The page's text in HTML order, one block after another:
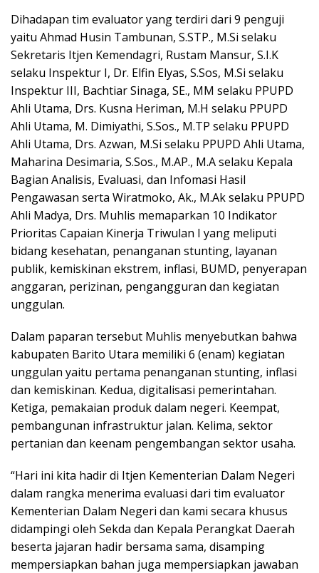
Dihadapan tim evaluator yang terdiri dari 9 penguji
yaitu Ahmad Husin Tambunan, S.STP., M.Si selaku
Sekretaris Itjen Kemendagri, Rustam Mansur, S.I.K
selaku Inspektur I, Dr. Elfin Elyas, S.Sos, M.Si selaku
Inspektur III, Bachtiar Sinaga, SE., MM selaku PPUPD
Ahli Utama, Drs. Kusna Heriman, M.H selaku PPUPD
Ahli Utama, M. Dimiyathi, S.Sos., M.TP selaku PPUPD
Ahli Utama, Drs. Azwan, M.Si selaku PPUPD Ahli Utama,
Maharina Desimaria, S.Sos., M.AP., M.A selaku Kepala
Bagian Analisis, Evaluasi, dan Infomasi Hasil
Pengawasan serta Wiratmoko, Ak., M.Ak selaku PPUPD
Ahli Madya, Drs. Muhlis memaparkan 10 Indikator
Prioritas Capaian Kinerja Triwulan I yang meliputi
bidang kesehatan, penanganan stunting, layanan
publik, kemiskinan ekstrem, inflasi, BUMD, penyerapan
anggaran, perizinan, pengangguran dan kegiatan
unggulan.
Dalam paparan tersebut Muhlis menyebutkan bahwa
kabupaten Barito Utara memiliki 6 (enam) kegiatan
unggulan yaitu pertama penanganan stunting, inflasi
dan kemiskinan. Kedua, digitalisasi pemerintahan.
Ketiga, pemakaian produk dalam negeri. Keempat,
pembangunan infrastruktur jalan. Kelima, sektor
pertanian dan keenam pengembangan sektor usaha.
“Hari ini kita hadir di Itjen Kementerian Dalam Negeri
dalam rangka menerima evaluasi dari tim evaluator
Kementerian Dalam Negeri dan kami secara khusus
didampingi oleh Sekda dan Kepala Perangkat Daerah
beserta jajaran hadir bersama sama, disamping
mempersiapkan bahan juga mempersiapkan jawaban